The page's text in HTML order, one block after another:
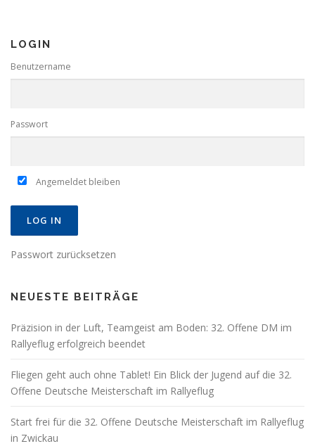
LOGIN
Benutzername
Passwort
Angemeldet bleiben
Passwort zurücksetzen
NEUESTE BEITRÄGE
Präzision in der Luft, Teamgeist am Boden: 32. Offene DM im
Rallyeflug erfolgreich beendet
Fliegen geht auch ohne Tablet! Ein Blick der Jugend auf die 32.
Offene Deutsche Meisterschaft im Rallyeflug
Start frei für die 32. Offene Deutsche Meisterschaft im Rallyeflug
in Zwickau